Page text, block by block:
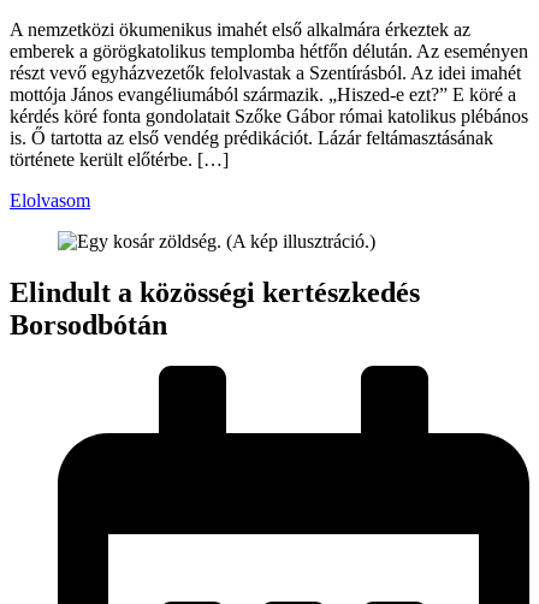
A nemzetközi ökumenikus imahét első alkalmára érkeztek az
emberek a görögkatolikus templomba hétfőn délután. Az eseményen
részt vevő egyházvezetők felolvastak a Szentírásból. Az idei imahét
mottója János evangéliumából származik. „Hiszed-e ezt?” E köré a
kérdés köré fonta gondolatait Szőke Gábor római katolikus plébános
is. Ő tartotta az első vendég prédikációt. Lázár feltámasztásának
története került előtérbe. […]
Elolvasom
Elindult a közösségi kertészkedés
Borsodbótán